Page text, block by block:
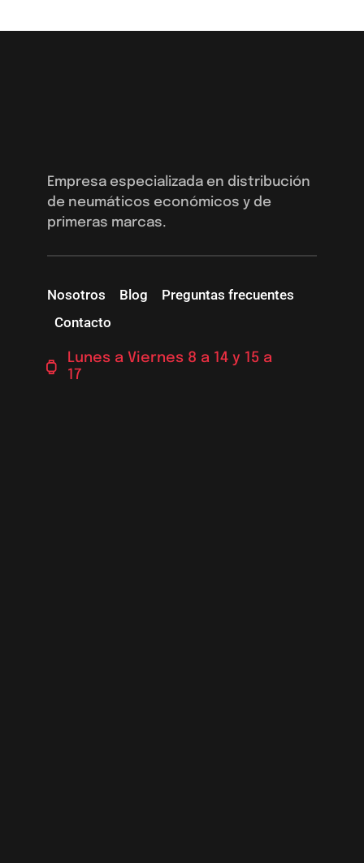
Empresa especializada en distribución
de neumáticos económicos y de
primeras marcas.
Nosotros Blog
Preguntas frecuentes
Contacto
Lunes a Viernes 8 a 14 y 15 a
17